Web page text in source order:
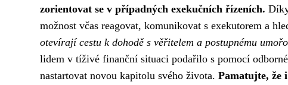
zorientovat se v případných exekučních řízeních.
možnost včas reagovat, komunikovat s exekutorem a
otevírají cestu k dohodě s věřitelem a postupnému
lidem v tíživé finanční situaci podařilo s pomocí
nastartovat novou kapitolu svého života. Pamatujte, že